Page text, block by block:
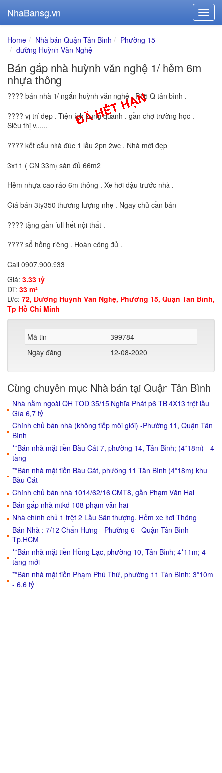
NhaBansg.vn
Home Nhà bán Quận Tân Bình
Phường 15
đường Huỳnh Văn Nghệ
Bán gấp nhà huỳnh văn nghệ 1/ hẻm 6m
nhựa thông
???? bán nhà 1/ ngắn huỳnh văn nghệ . P15 Q tân bình .
???? vị trí đẹp . Tiện ích xung quanh , gần chợ trường học .
Siêu thị v......
???? kết cấu nhà đúc 1 lầu 2pn 2wc . Nhà mới đẹp
3x11 ( CN 33m) sàn đủ 66m2
Hẻm nhựa cao ráo 6m thông . Xe hơi đậu trước nhà .
Giá bán 3ty350 thương lượng nhẹ . Ngay chủ cần bán
???? tặng gần full hết nội thất .
???? sổ hồng riêng . Hoàn công đủ .
Call 0907.900.933
Giá: 3.33 tỷ
DT: 33 m²
Đ/c: 72, Đường Huỳnh Văn Nghệ, Phường 15, Quận Tân Bình,
Tp Hồ Chí Minh
Mã tin
399784
Ngày đăng
12-08-2020
Cùng chuyên mục Nhà bán tại Quận Tân Bình
Nhà nằm ngoài QH TOD 35/15 Nghĩa Phát p6 TB 4X13 trệt lầu
Gía 6,7 tỷ
Chính chủ bán nhà (không tiếp môi giới) -Phường 11, Quận Tân
Bình
**Bán nhà mặt tiền Bàu Cát 7, phường 14, Tân Bình; (4*18m) - 4
tầng
**Bán nhà mặt tiền Bàu Cát, phường 11 Tân Bình (4*18m) khu
Bàu Cát
Chính chủ bán nhà 1014/62/16 CMT8, gần Phạm Văn Hai
Bán gấp nhà mtkd 108 phạm văn hai
Nhà chính chủ 1 trệt 2 Lầu Sân thượng. Hẻm xe hơi Thông
Bán Nhà : 7/12 Chấn Hưng - Phường 6 - Quận Tân Bình -
Tp.HCM
**Bán nhà mặt tiền Hồng Lạc, phường 10, Tân Bình; 4*11m; 4
tầng mới
**Bán nhà mặt tiền Phạm Phú Thứ, phường 11 Tân Bình; 3*10m
- 6,6 tỷ